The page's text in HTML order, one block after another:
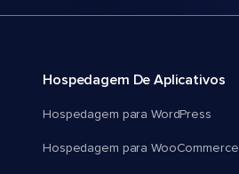
Hospedagem De Aplicativos
Hospedagem para WordPress
Hospedagem para WooCommerce